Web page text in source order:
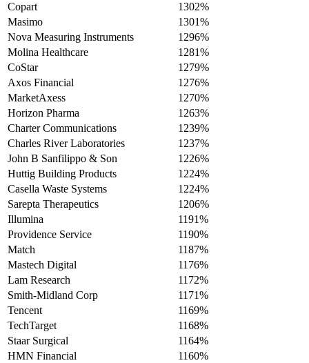
Copart
1302%
Masimo
1301%
Nova Measuring Instruments
1296%
Molina Healthcare
1281%
CoStar
1279%
Axos Financial
1276%
MarketAxess
1270%
Horizon Pharma
1263%
Charter Communications
1239%
Charles River Laboratories
1237%
John B Sanfilippo & Son
1226%
Huttig Building Products
1224%
Casella Waste Systems
1224%
Sarepta Therapeutics
1206%
Illumina
1191%
Providence Service
1190%
Match
1187%
Mastech Digital
1176%
Lam Research
1172%
Smith-Midland Corp
1171%
Tencent
1169%
TechTarget
1168%
Staar Surgical
1164%
HMN Financial
1160%